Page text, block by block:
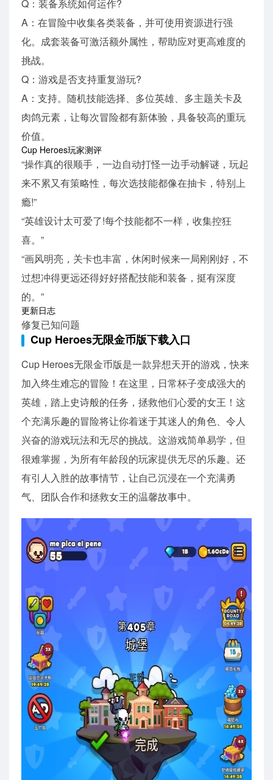
Q：装备系统如何运作?
A：在冒险中收集各类装备，并可使用资源进行强
化。成套装备可激活额外属性，帮助应对更高难度的
挑战。
Q：游戏是否支持重复游玩?
A：支持。随机技能选择、多位英雄、多主题关卡及
肉鸽元素，让每次冒险都有新体验，具备较高的重玩
价值。
Cup Heroes玩家测评
“操作真的很顺手，一边自动打怪一边手动解谜，玩起
来不累又有策略性，每次选技能都像在抽卡，特别上
瘾!”
“英雄设计太可爱了!每个技能都不一样，收集控狂
喜。”
“画风明亮，关卡也丰富，休闲时候来一局刚刚好，不
过想冲得更远还得好好搭配技能和装备，挺有深度
的。”
更新日志
修复已知问题
Cup Heroes无限金币版下载入口
Cup Heroes无限金币版是一款异想天开的游戏，快来
加入终生难忘的冒险！在这里，日常杯子变成强大的
英雄，踏上史诗般的任务，拯救他们心爱的女王！这
个充满乐趣的冒险将让你着迷于其迷人的角色、令人
兴奋的游戏玩法和无尽的挑战。这游戏简单易学，但
很难掌握，为所有年龄段的玩家提供无尽的乐趣。还
有引人入胜的故事情节，让自己沉浸在一个充满勇
气、团队合作和拯救女王的温馨故事中。